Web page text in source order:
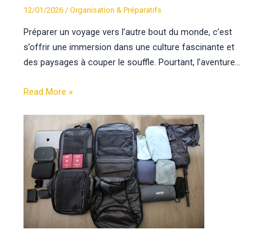
12/01/2026 /Organisation & Préparatifs
Préparer un voyage vers l’autre bout du monde, c’est
s’offrir une immersion dans une culture fascinante et
des paysages à couper le souffle. Pourtant, l’aventure…
Read More »